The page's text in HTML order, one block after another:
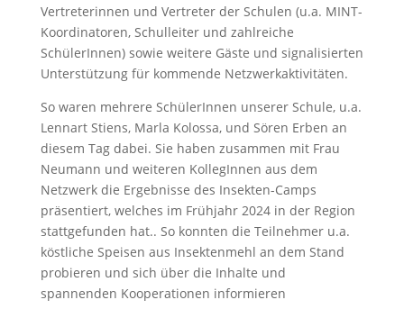
Vertreterinnen und Vertreter der Schulen (u.a. MINT-
Koordinatoren, Schulleiter und zahlreiche
SchülerInnen) sowie weitere Gäste und signalisierten
Unterstützung für kommende Netzwerkaktivitäten.
So waren mehrere SchülerInnen unserer Schule, u.a.
Lennart Stiens, Marla Kolossa, und Sören Erben an
diesem Tag dabei. Sie haben zusammen mit Frau
Neumann und weiteren KollegInnen aus dem
Netzwerk die Ergebnisse des Insekten-Camps
präsentiert, welches im Frühjahr 2024 in der Region
stattgefunden hat.. So konnten die Teilnehmer u.a.
köstliche Speisen aus Insektenmehl an dem Stand
probieren und sich über die Inhalte und
spannenden Kooperationen informieren